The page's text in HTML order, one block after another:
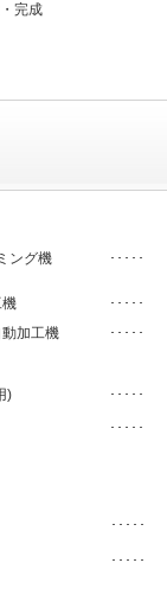
完成
ング機 ･････
･････
動加工機
･････
) ･････
･････
･････
･････